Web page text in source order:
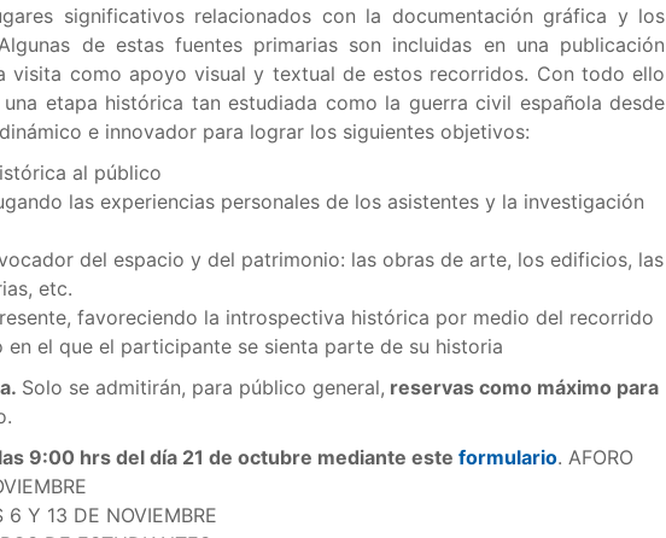
significativos relacionados con la documentación gráfica y los
de estas fuentes primarias son incluidas en una publicación
visita como apoyo visual y textual de estos recorridos. Con todo ello
etapa histórica tan estudiada como la guerra civil española desde
e innovador para lograr los siguientes objetivos:
al público
las experiencias personales de los asistentes y la investigación
del espacio y del patrimonio: las obras de arte, los edificios, las
etc.
favoreciendo la introspectiva histórica por medio del recorrido
el que el participante se sienta parte de su historia
Solo se admitirán, para público general, reservas como máximo para
9:00 hrs del día 21 de octubre mediante este formulario. AFORO
6 Y 13 DE NOVIEMBRE